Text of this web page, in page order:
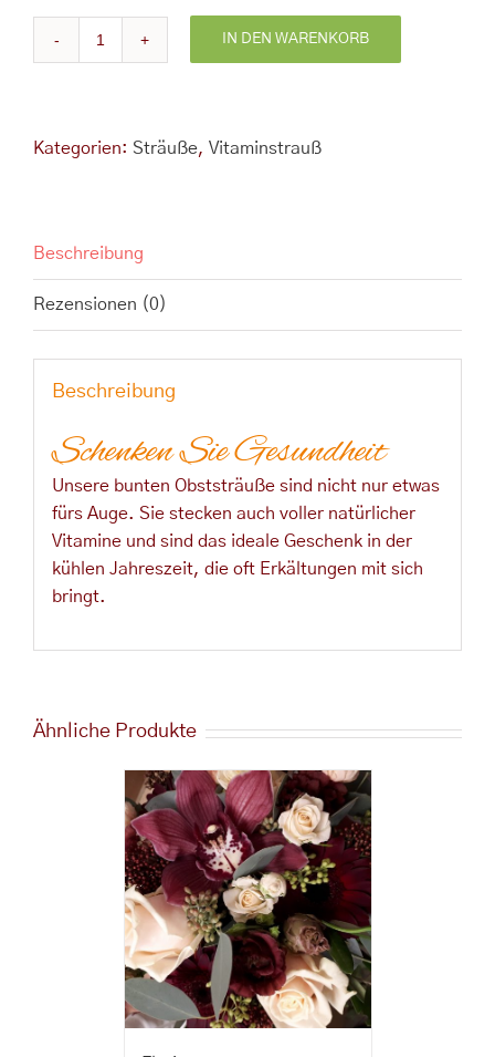
IN DEN WARENKORB
Kategorien: Sträuße, Vitaminstrauß
Beschreibung
Rezensionen (0)
Beschreibung
Schenken Sie Gesundheit
Unsere bunten Obststräuße sind nicht nur etwas
fürs Auge. Sie stecken auch voller natürlicher
Vitamine und sind das ideale Geschenk in der
kühlen Jahreszeit, die oft Erkältungen mit sich
bringt.
Ähnliche Produkte